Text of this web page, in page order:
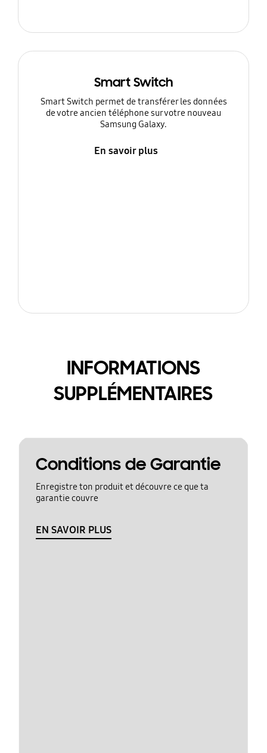
Smart Switch
Smart Switch permet de transférer les données
de votre ancien téléphone sur votre nouveau
Samsung Galaxy.
En savoir plus
INFORMATIONS
SUPPLÉMENTAIRES
Conditions de Garantie
Enregistre ton produit et découvre ce que ta
garantie couvre
EN SAVOIR PLUS